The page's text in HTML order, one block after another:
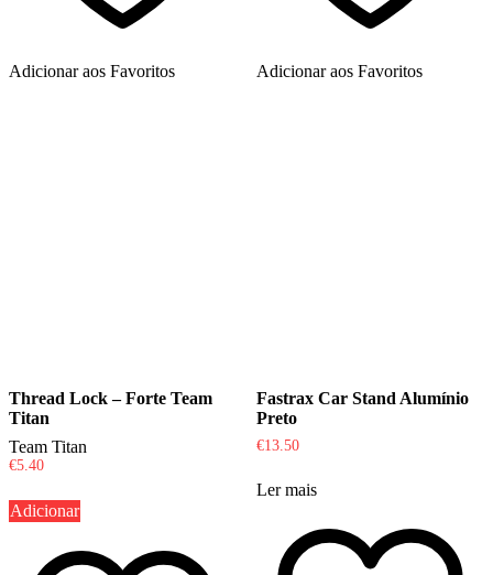
Adicionar aos Favoritos Adicionar aos Favoritos
Thread Lock – Forte Team
Titan
Team Titan
€5.40
Adicionar
Fastrax Car Stand Alumínio
Preto
€13.50
Ler mais